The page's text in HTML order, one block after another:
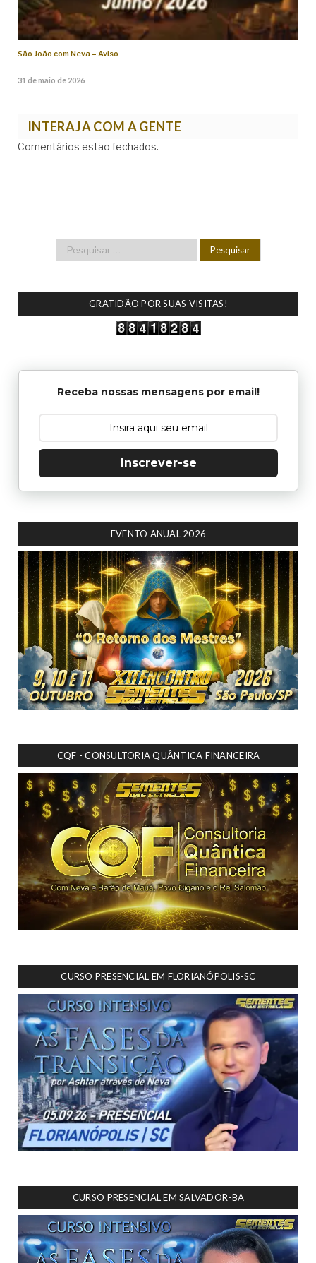
São João com Neva – Aviso
31 de maio de 2026
INTERAJA COM A GENTE
Comentários estão fechados.
GRATIDÃO POR SUAS VISITAS!
Receba nossas mensagens por email!
Inscrever-se
EVENTO ANUAL 2026
CQF - CONSULTORIA QUÂNTICA FINANCEIRA
CURSO PRESENCIAL EM FLORIANÓPOLIS-SC
CURSO PRESENCIAL EM SALVADOR-BA